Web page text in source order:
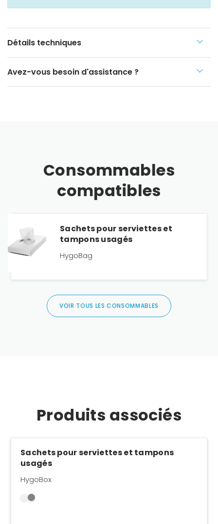
Détails techniques
Avez-vous besoin d'assistance ?
Consommables
compatibles
Sachets pour serviettes et
tampons usagés
HygoBag
VOIR TOUS LES CONSOMMABLES
Produits associés
Sachets pour serviettes et tampons
usagés
HygoBox